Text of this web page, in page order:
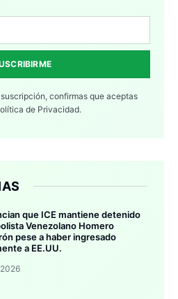
confirmas que aceptas
de Privacidad.
que ICE mantiene detenido
Venezolano Homero
pese a haber ingresado
a EE.UU.